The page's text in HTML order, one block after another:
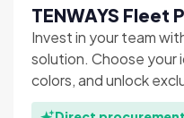
TENWAYS Fleet
Invest in your team
solution. Choose your
colors, and unlock